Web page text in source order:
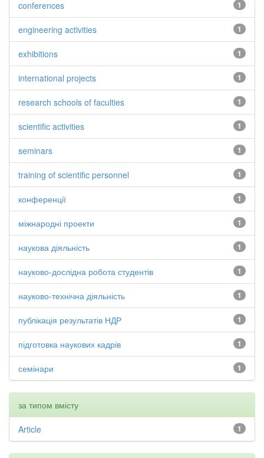
1
conferences
1
engineering activities
1
exhibitions
1
international projects
1
research schools of faculties
1
scientific activities
1
seminars
1
training of scientific personnel
1
конференції
1
міжнародні проекти
1
наукова діяльність
1
науково-дослідна робота студентів
1
науково-технічна діяльність
1
публікація результатів НДР
1
підготовка наукових кадрів
1
семінари
за типом вмісту
1
Article